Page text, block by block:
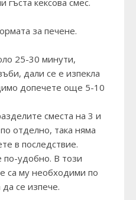
гъста кексова смес.
за печене.
25-30 минути,
дали се е изпекла
допечете още 5-10
сместа на 3 и
отделно, така няма
в последствие.
удобно. В този
са му необходими по
се изпече.